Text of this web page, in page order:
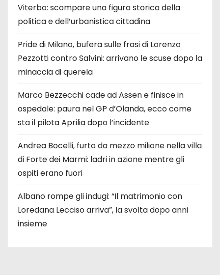
Viterbo: scompare una figura storica della
politica e dell’urbanistica cittadina
Pride di Milano, bufera sulle frasi di Lorenzo
Pezzotti contro Salvini: arrivano le scuse dopo la
minaccia di querela
Marco Bezzecchi cade ad Assen e finisce in
ospedale: paura nel GP d’Olanda, ecco come
sta il pilota Aprilia dopo l’incidente
Andrea Bocelli, furto da mezzo milione nella villa
di Forte dei Marmi: ladri in azione mentre gli
ospiti erano fuori
Albano rompe gli indugi: “Il matrimonio con
Loredana Lecciso arriva”, la svolta dopo anni
insieme